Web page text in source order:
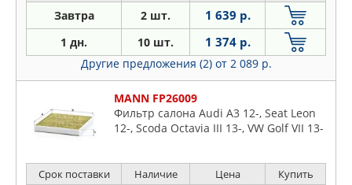
Завтра 2 шт. 1 639 р.
1 дн. 10 шт. 1 374 р.
Другие предложения (2) от 2 089 р.
MANN FP26009
Фильтр салона Audi A3 12-, Seat Leon
12-, Scoda Octavia III 13-, VW Golf VII 13-
Срок поставки Наличие Цена Купить